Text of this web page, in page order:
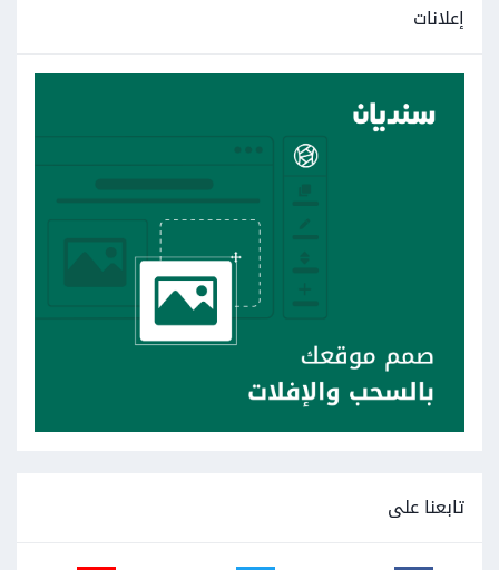
إعلانات
تابعنا على